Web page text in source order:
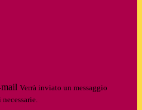
Verrà inviato un messaggio